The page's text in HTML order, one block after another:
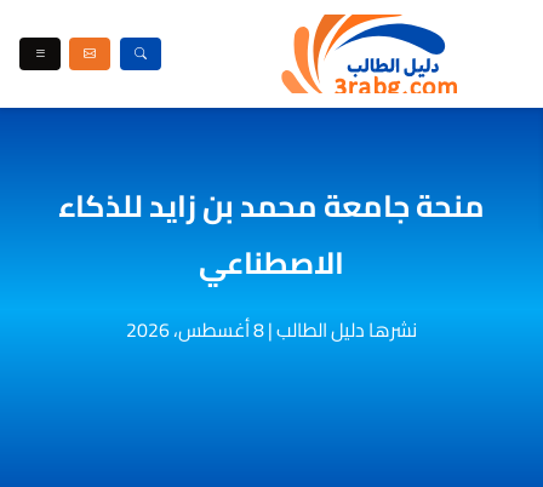
منحة جامعة محمد بن زايد للذكاء
الاصطناعي
نشرها دليل الطالب|8 أغسطس، 2026